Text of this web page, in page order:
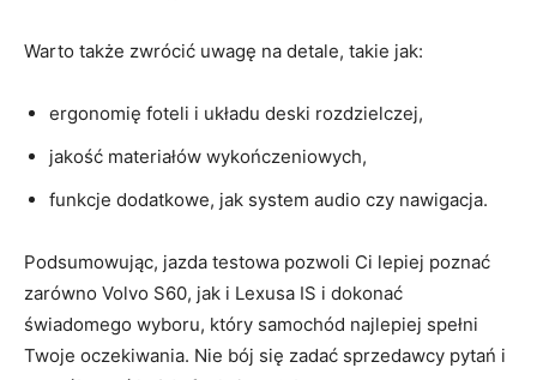
Warto także zwrócić ‌uwagę na detale, takie jak:
ergonomię ‌foteli i układu‌ deski rozdzielczej,
jakość ⁣materiałów wykończeniowych,
funkcje dodatkowe, jak⁢ system‍ audio czy nawigacja.
Podsumowując,​ jazda testowa pozwoli ‌Ci lepiej‍ poznać
zarówno Volvo S60, jak ⁢i Lexusa IS i⁣ dokonać​
świadomego ⁢wyboru, ‌który⁤ samochód najlepiej spełni⁢
Twoje oczekiwania. Nie⁣ bój się zadać sprzedawcy pytań ⁤i